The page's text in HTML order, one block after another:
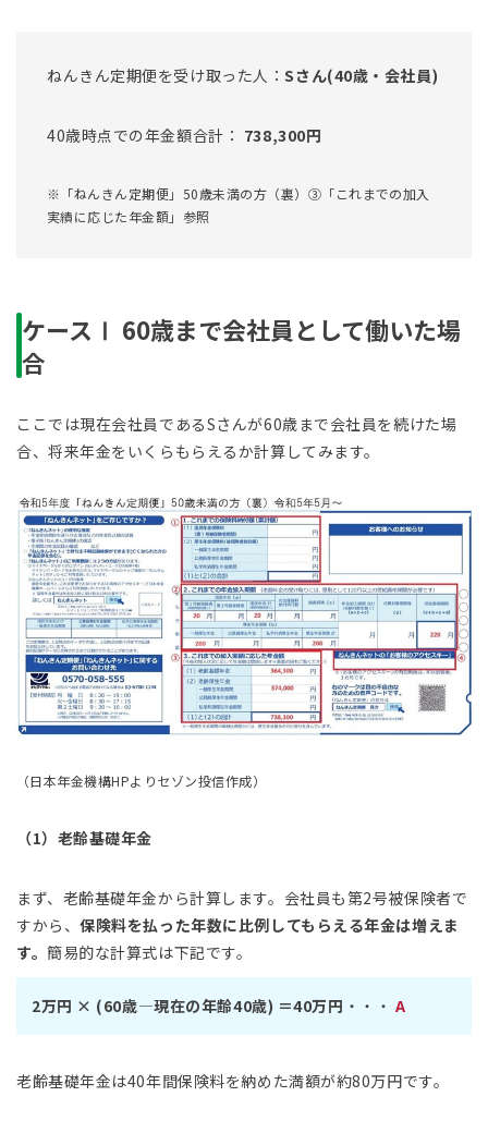
ねんきん定期便を受け取った人：Sさん(40歳・会社員)
40歳時点での年金額合計： 738,300円
※「ねんきん定期便」50歳未満の方（裏）③「これまでの加入
実績に応じた年金額」参照
ケースⅠ 60歳まで会社員として働いた場
合
ここでは現在会社員であるSさんが60歳まで会社員を続けた場
合、将来年金をいくらもらえるか計算してみます。
（日本年金機構HPよりセゾン投信作成）
（1）老齢基礎年金
まず、老齢基礎年金から計算します。会社員も第2号被保険者で
すから、保険料を払った年数に比例してもらえる年金は増えま
す。簡易的な計算式は下記です。
2万円 × (60歳―現在の年齢40歳) ＝40万円 ・・・ A
老齢基礎年金は40年間保険料を納めた満額が約80万円です。